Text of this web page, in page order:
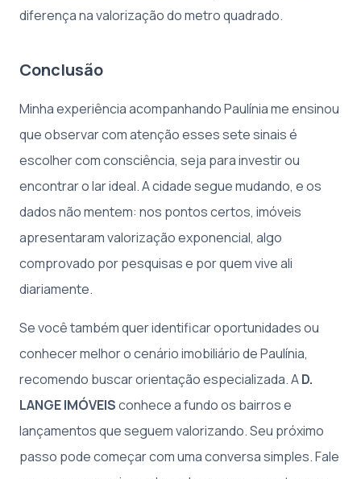
diferença na valorização do metro quadrado.
Conclusão
Minha experiência acompanhando Paulínia me ensinou
que observar com atenção esses sete sinais é
escolher com consciência, seja para investir ou
encontrar o lar ideal. A cidade segue mudando, e os
dados não mentem: nos pontos certos, imóveis
apresentaram valorização exponencial, algo
comprovado por pesquisas e por quem vive ali
diariamente.
Se você também quer identificar oportunidades ou
conhecer melhor o cenário imobiliário de Paulínia,
recomendo buscar orientação especializada. AD.
LANGE IMÓVEISconhece a fundo os bairros e
lançamentos que seguem valorizando. Seu próximo
passo pode começar com uma conversa simples. Fale